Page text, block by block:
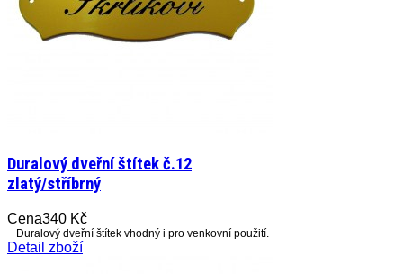
Duralový dveřní štítek č.12
zlatý/stříbrný
Cena340 Kč
Duralový dveřní štítek vhodný i pro venkovní použití.
Detail zboží